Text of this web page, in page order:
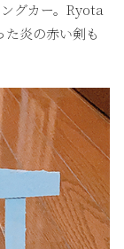
グカー。Ryota
た炎の赤い剣も